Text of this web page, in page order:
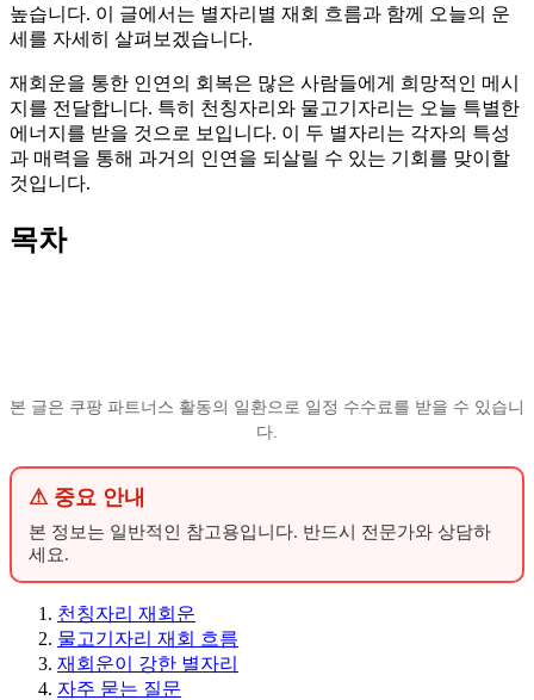
높습니다. 이 글에서는 별자리별 재회 흐름과 함께 오늘의 운
세를 자세히 살펴보겠습니다.
재회운을 통한 인연의 회복은 많은 사람들에게 희망적인 메시
지를 전달합니다. 특히 천칭자리와 물고기자리는 오늘 특별한
에너지를 받을 것으로 보입니다. 이 두 별자리는 각자의 특성
과 매력을 통해 과거의 인연을 되살릴 수 있는 기회를 맞이할
것입니다.
목차
본 글은 쿠팡 파트너스 활동의 일환으로 일정 수수료를 받을 수 있습니
다.
⚠ 중요 안내
본 정보는 일반적인 참고용입니다. 반드시 전문가와 상담하
세요.
천칭자리 재회운
물고기자리 재회 흐름
재회운이 강한 별자리
자주 묻는 질문